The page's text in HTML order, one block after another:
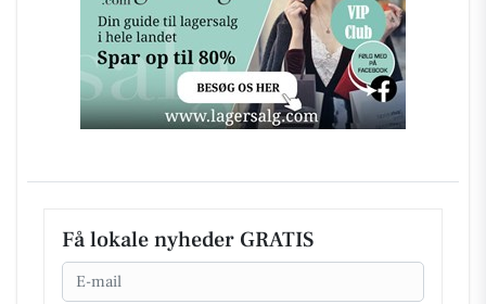
Få lokale nyheder GRATIS
Email